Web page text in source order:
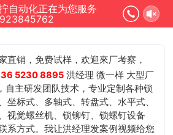
自动化正在为您服务
直销，免费试样，欢迎來厂考察，
5230 8895 洪经理 微一样 大型厂
自主研发团队技术，专业定制各种锁
坐标式、多轴式、转盘式、水平式、
视觉螺丝机、锁铆钉、锁螺钉设备
系方式。我让洪经理发案例视频给您